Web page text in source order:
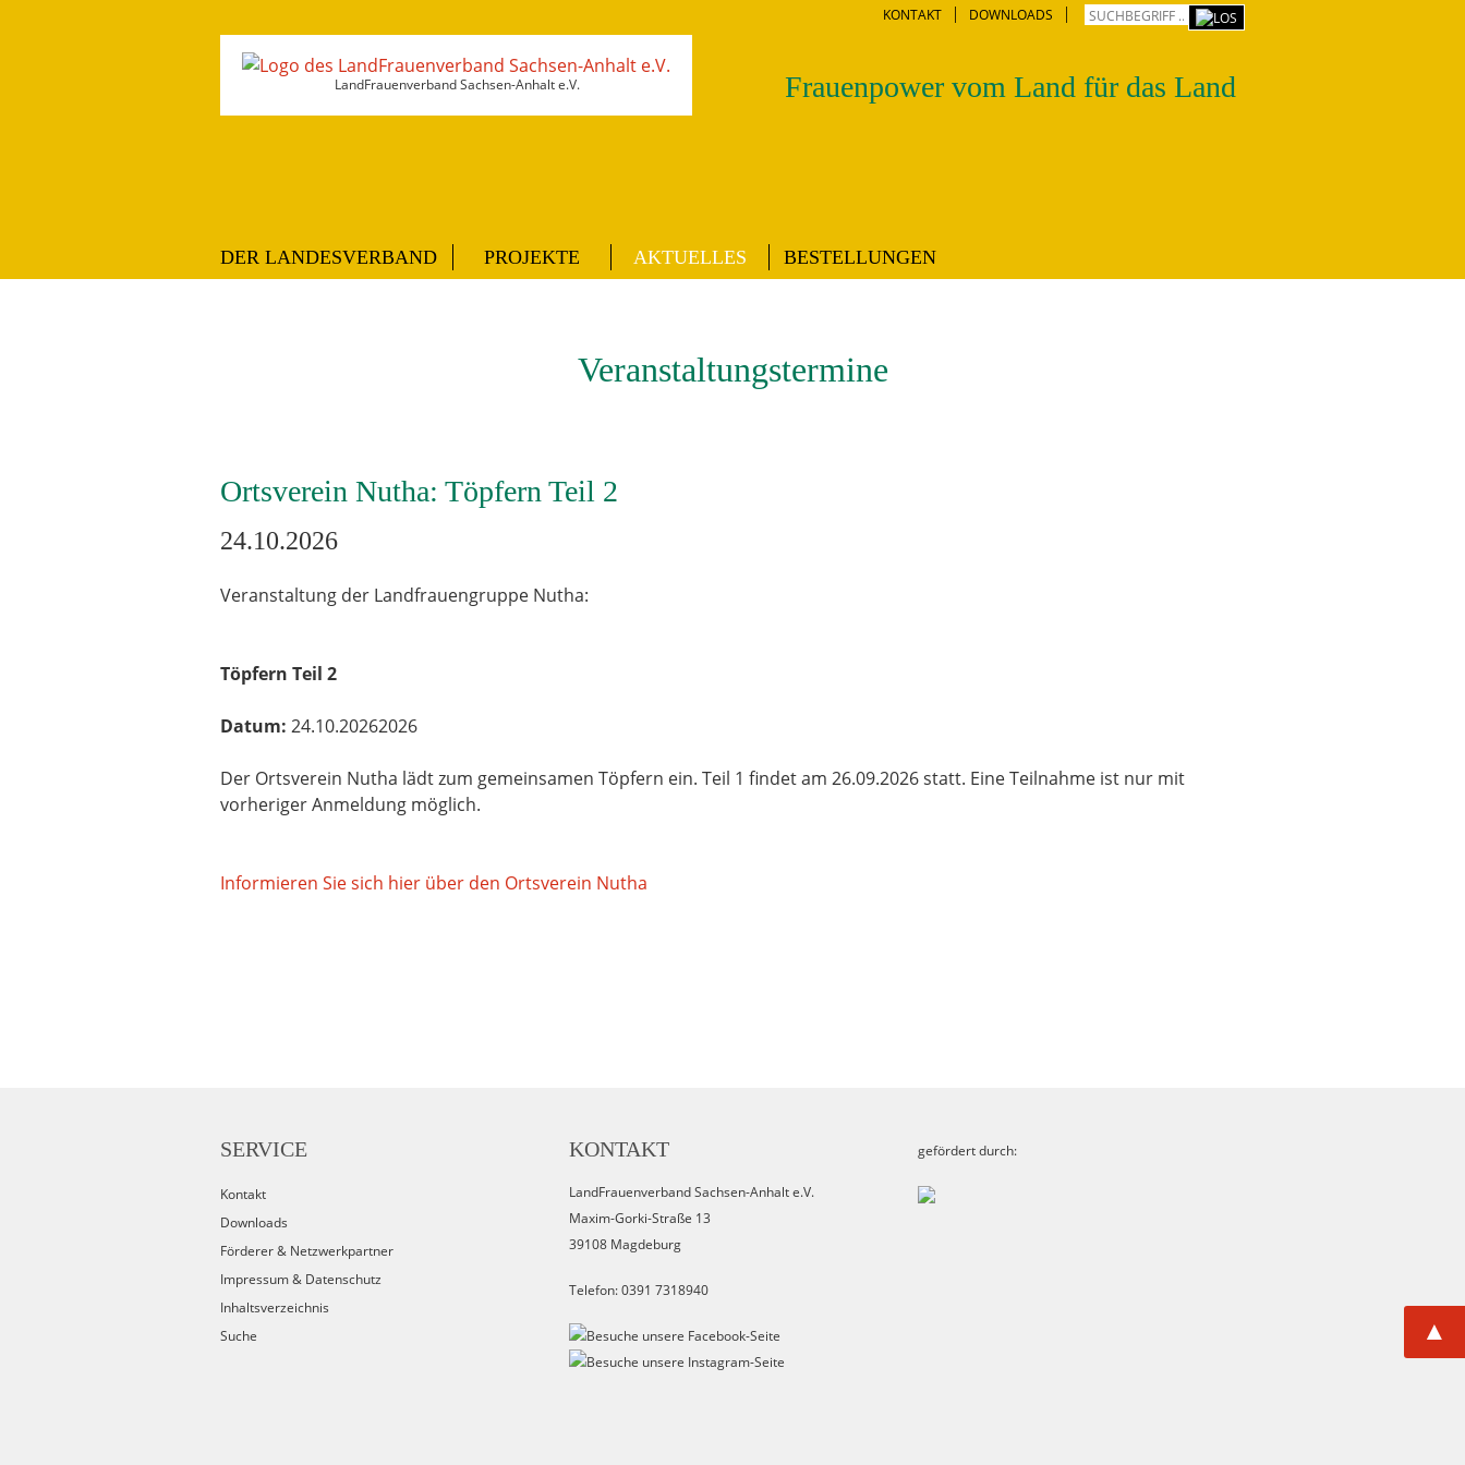
KONTAKT DOWNLOADS
LandFrauenverband Sachsen-Anhalt e.V. Frauenpower vom Land für das Land
DER LANDESVERBAND PROJEKTE AKTUELLES BESTELLUNGEN
Veranstaltungstermine
Ortsverein Nutha: Töpfern Teil 2
24.10.2026
Veranstaltung der Landfrauengruppe Nutha:
Töpfern Teil 2
Datum: 24.10.20262026
Der Ortsverein Nutha lädt zum gemeinsamen Töpfern ein. Teil 1 findet am 26.09.2026 statt. Eine Teilnahme ist nur mit
vorheriger Anmeldung möglich.
Informieren Sie sich hier über den Ortsverein Nutha
SERVICE
Kontakt
Downloads
Förderer & Netzwerkpartner
Impressum & Datenschutz
Inhaltsverzeichnis
Suche
KONTAKT
LandFrauenverband Sachsen-Anhalt e.V.
Maxim-Gorki-Straße 13
39108 Magdeburg
Telefon: 0391 7318940
gefördert durch:
▲